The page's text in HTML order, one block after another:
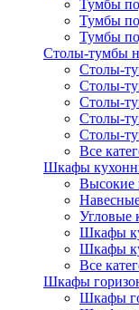
Тумбы
Тумбы
Тумбы
Столы-тумбы
Столы-
Столы-
Столы-
Столы-
Столы-
Все
Шкафы
Высокие
Угловые
Шкафы
Шкафы
Все
Шкафы
Шкафы